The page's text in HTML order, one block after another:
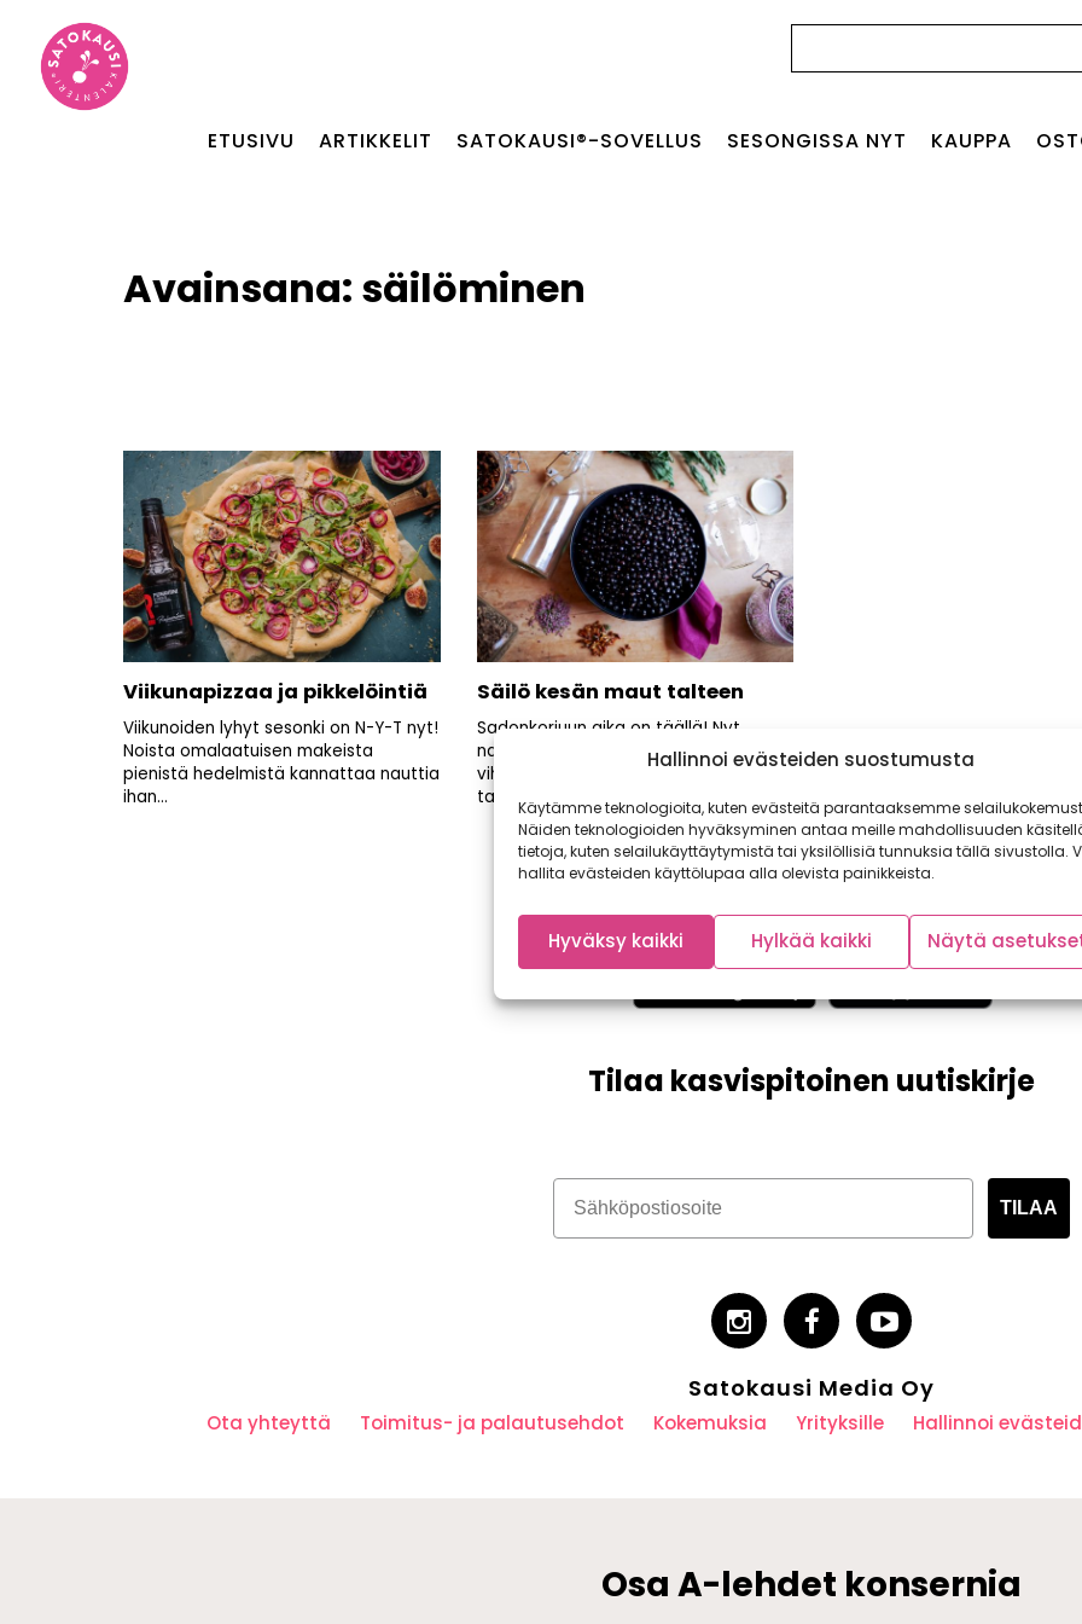
Hallinnoi evästeiden suostumusta
Käytämme teknologioita, kuten evästeitä parantaaksemme
Näiden teknologioiden hyväksyminen antaa meille mahdollisuuden
tietoja, kuten selailukäyttäytymistä tai yksilöllisiä tunnuksia tällä sivustolla.
hallita evästeiden käyttölupaa alla olevista painikkeista.
Hyväksy kaikki Hylkää kaikki Näytä
ETUSIVU ARTIKKELIT SATOKAUSI®-SOVELLUS SESONGISSA NYT KAUPPA
Avainsana: säilöminen
Viikunapizzaa ja pikkelöintiä
Viikunoiden lyhyt sesonki on N-Y-T nyt!
Noista omalaatuisen makeista
pienistä hedelmistä kannattaa nauttia
ihan...
Säilö kesän maut talteen
Sadonkorjuun aika on täällä! Nyt
nautitaan tuoreista marjoista ja
vihanneksista, sekä säilötään satoa
talven...
Tilaa kasvispitoinen uutiskirje
TILAA
Satokausi Media Oy
Ota yhteyttä Toimitus- ja palautusehdot Kokemuksia Yrityksille Hallinnoi
Osa A-lehdet konsernia